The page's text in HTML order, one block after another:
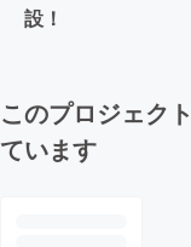
設！
このプロジェク
ています